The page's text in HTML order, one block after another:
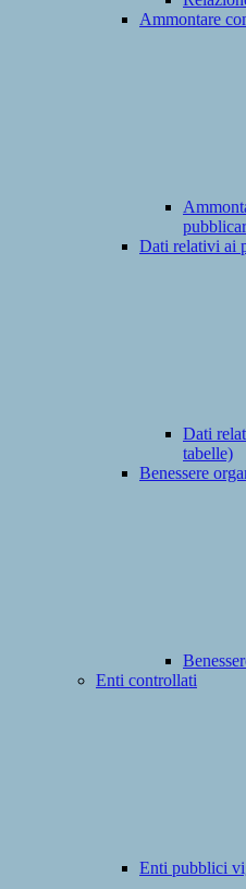
Ammontare
Dati relativi ai
Dati
tabelle)
Benessere
Enti controllati
Enti pubblici